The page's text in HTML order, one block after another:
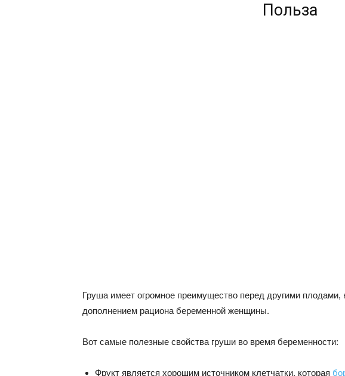
Польза
Груша имеет огромное преимущество перед другими
дополнением рациона беременной женщины.
Вот самые полезные свойства груши во время беременности:
Фрукт является хорошим источником клетчатки, которая